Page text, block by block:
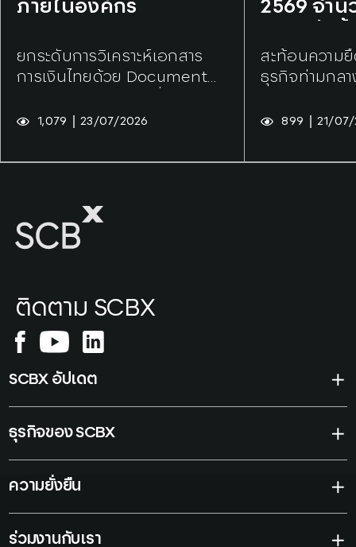
ภายในองค์กร
ยกระดับการวิเคราะห์เอกสาร
การเงินไทยด้วย Document
บัตรเทคโนโลยีหลัก
1,079 23/07/2026
2569 จำน
จากไตรม
สะท้อนความ
ธุรกิจท่ามกล
899 21/07/
ติดตาม SCBX
SCBX อัปเดต
ธุรกิจของ SCBX
ความยั่งยืน
ร่วมงานกับเรา